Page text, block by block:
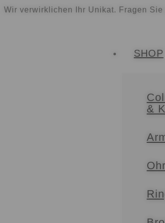
Wir verwirklichen Ihr Unikat. Fragen
SHOP
&